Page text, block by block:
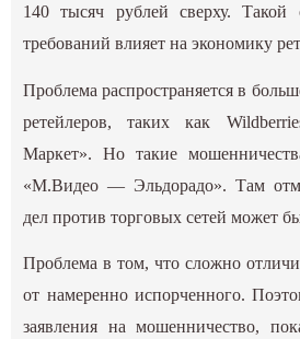
140 тысяч рублей сверху. Такой
требований влияет на экономику
Проблема распространяется в
ретейлеров, таких как
Маркет». Но такие
«М.Видео — Эльдорадо». Там
дел против торговых сетей может
Проблема в том, что сложно
от намеренно испорченного.
заявления на мошенничество,